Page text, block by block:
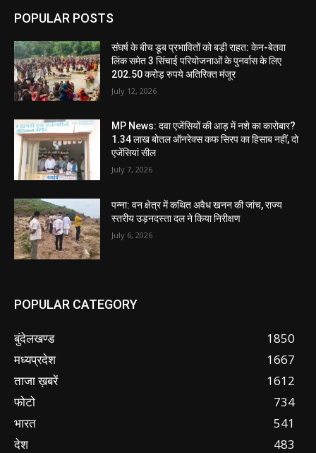
POPULAR POSTS
संघर्ष के बीच डूब प्रभावितों को बड़ी राहत: केन-बेतवा
लिंक समेत 3 सिंचाई परियोजनाओं के पुनर्वास के लिए
202.50 करोड़ रुपये अतिरिक्त मंजूर
July 12, 2026
MP News: दवा एजेंसियों की आड़ में नशे का कारोबार?
1.34 लाख बोतल ऑनरेक्स कफ सिरप का हिसाब नहीं, दो
एजेंसियां सील
July 7, 2026
पन्ना: वन क्षेत्र में कथित अवैध खनन की जांच, राज्य
स्तरीय उड़नदस्ता दल ने किया निरीक्षण
July 6, 2026
POPULAR CATEGORY
बुंदेलखण्ड
1850
मध्यप्रदेश
1667
ताजा ख़बरें
1612
फोटो
734
भारत
541
देश
483